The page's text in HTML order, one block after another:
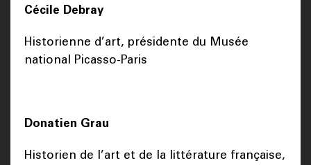
Cécile Debray
Historienne d’art, présidente du Musée
national Picasso-Paris
Donatien Grau
Historien de l’art et de la littérature française,